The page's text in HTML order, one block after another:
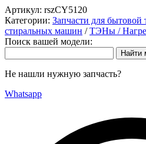
Артикул: rszCY5120
Категории: Запчасти для бытовой
стиральных машин /ТЭНы /
Поиск вашей модели:
Не нашли нужную запчасть?
Whatsapp